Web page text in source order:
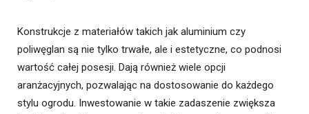
Konstrukcje z materiałów takich jak aluminium czy
poliwęglan są nie tylko trwałe, ale i estetyczne, co podnosi
wartość całej posesji. Dają również wiele opcji
aranżacyjnych, pozwalając na dostosowanie do każdego
stylu ogrodu. Inwestowanie w takie zadaszenie zwiększa